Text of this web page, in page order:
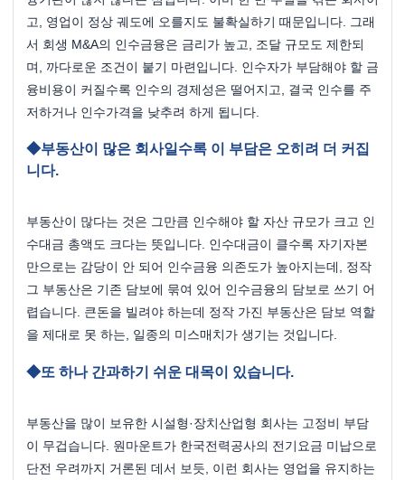
고, 영업이 정상 궤도에 오를지도 불확실하기 때문입니다. 그래
서 회생 M&A의 인수금융은 금리가 높고, 조달 규모도 제한되
며, 까다로운 조건이 붙기 마련입니다. 인수자가 부담해야 할 금
융비용이 커질수록 인수의 경제성은 떨어지고, 결국 인수를 주
저하거나 인수가격을 낮추려 하게 됩니다.
부동산이 많은 회사일수록 이 부담은 오히려 더 커집
니다.
부동산이 많다는 것은 그만큼 인수해야 할 자산 규모가 크고 인
수대금 총액도 크다는 뜻입니다. 인수대금이 클수록 자기자본
만으로는 감당이 안 되어 인수금융 의존도가 높아지는데, 정작
그 부동산은 기존 담보에 묶여 있어 인수금융의 담보로 쓰기 어
렵습니다. 큰돈을 빌려야 하는데 정작 가진 부동산은 담보 역할
을 제대로 못 하는, 일종의 미스매치가 생기는 것입니다.
또 하나 간과하기 쉬운 대목이 있습니다.
부동산을 많이 보유한 시설형·장치산업형 회사는 고정비 부담
이 무겁습니다. 원마운트가 한국전력공사의 전기요금 미납으로
단전 우려까지 거론된 데서 보듯, 이런 회사는 영업을 유지하는